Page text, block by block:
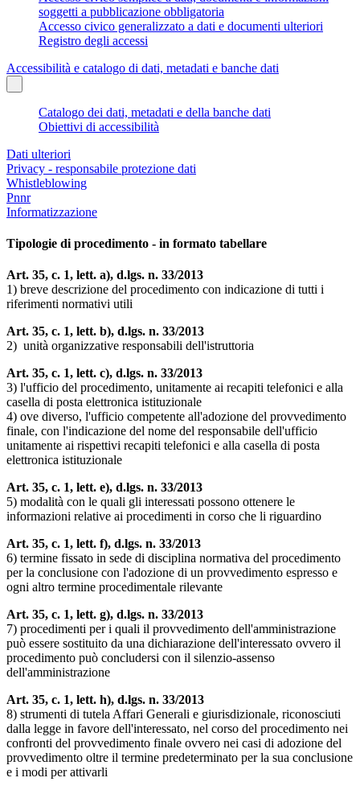
soggetti a pubblicazione obbligatoria
Accesso civico generalizzato a dati e documenti ulteriori
Registro degli accessi
Accessibilità e catalogo di dati, metadati e banche dati
Catalogo dei dati, metadati e della banche dati
Obiettivi di accessibilità
Dati ulteriori
Privacy - responsabile protezione dati
Whistleblowing
Pnnr
Informatizzazione
Tipologie di procedimento - in formato tabellare
Art. 35, c. 1, lett. a), d.lgs. n. 33/2013
1) breve descrizione del procedimento con indicazione di tutti i
riferimenti normativi utili
Art. 35, c. 1, lett. b), d.lgs. n. 33/2013
2) unità organizzative responsabili dell'istruttoria
Art. 35, c. 1, lett. c), d.lgs. n. 33/2013
3) l'ufficio del procedimento, unitamente ai recapiti telefonici e alla
casella di posta elettronica istituzionale
4) ove diverso, l'ufficio competente all'adozione del provvedimento
finale, con l'indicazione del nome del responsabile dell'ufficio
unitamente ai rispettivi recapiti telefonici e alla casella di posta
elettronica istituzionale
Art. 35, c. 1, lett. e), d.lgs. n. 33/2013
5) modalità con le quali gli interessati possono ottenere le
informazioni relative ai procedimenti in corso che li riguardino
Art. 35, c. 1, lett. f), d.lgs. n. 33/2013
6) termine fissato in sede di disciplina normativa del procedimento
per la conclusione con l'adozione di un provvedimento espresso e
ogni altro termine procedimentale rilevante
Art. 35, c. 1, lett. g), d.lgs. n. 33/2013
7) procedimenti per i quali il provvedimento dell'amministrazione
può essere sostituito da una dichiarazione dell'interessato ovvero il
procedimento può concludersi con il silenzio-assenso
dell'amministrazione
Art. 35, c. 1, lett. h), d.lgs. n. 33/2013
8) strumenti di tutela Affari Generali e giurisdizionale, riconosciuti
dalla legge in favore dell'interessato, nel corso del procedimento nei
confronti del provvedimento finale ovvero nei casi di adozione del
provvedimento oltre il termine predeterminato per la sua conclusione
e i modi per attivarli